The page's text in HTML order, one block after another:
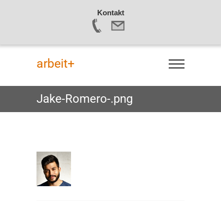
Kontakt
Skip
arbeit+
Jake-Romero-.png